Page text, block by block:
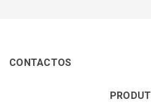
CONTACTOS